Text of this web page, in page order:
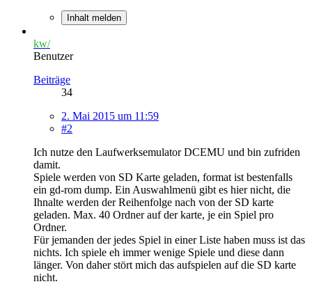
Inhalt melden
kw/
Benutzer
Beiträge
34
2. Mai 2015 um 11:59
#2
Ich nutze den Laufwerksemulator DCEMU und bin zufriden
damit.
Spiele werden von SD Karte geladen, format ist bestenfalls
ein gd-rom dump. Ein Auswahlmenü gibt es hier nicht, die
Ihnalte werden der Reihenfolge nach von der SD karte
geladen. Max. 40 Ordner auf der karte, je ein Spiel pro
Ordner.
Für jemanden der jedes Spiel in einer Liste haben muss ist das
nichts. Ich spiele eh immer wenige Spiele und diese dann
länger. Von daher stört mich das aufspielen auf die SD karte
nicht.